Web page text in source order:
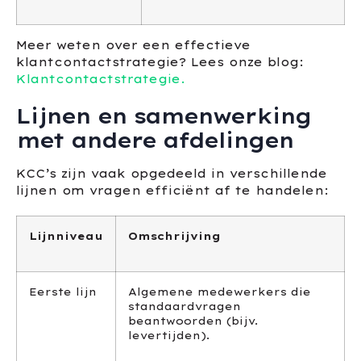
Meer weten over een effectieve
klantcontactstrategie? Lees onze blog:
Klantcontactstrategie.
Lijnen en samenwerking
met andere afdelingen
KCC’s zijn vaak opgedeeld in verschillende
lijnen om vragen efficiënt af te handelen:
Lijnniveau Omschrijving
Eerste lijn
Algemene medewerkers die
standaardvragen
beantwoorden (bijv.
levertijden).